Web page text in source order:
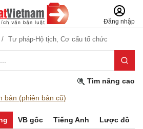
Đăng nhập
Tư pháp-Hộ tịch, Cơ cấu tổ chức
Tìm nâng cao
bản (phiên bản cũ)
VB gốc Tiếng Anh Lược đồ